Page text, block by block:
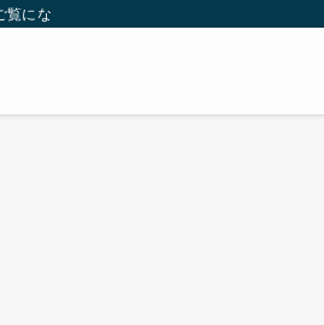
になっていってください。